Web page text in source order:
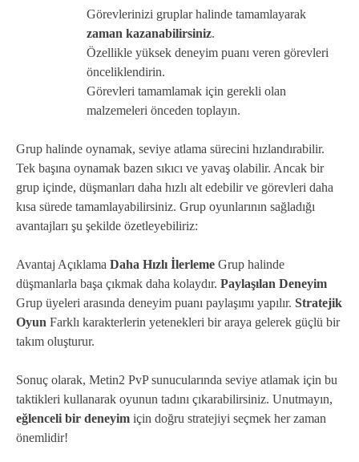
Görevlerinizi gruplar halinde tamamlayarak
zaman kazanabilirsiniz.
Özellikle yüksek deneyim puanı veren görevleri
önceliklendirin.
Görevleri tamamlamak için gerekli olan
malzemeleri önceden toplayın.
Grup halinde oynamak, seviye atlama sürecini hızlandırabilir.
Tek başına oynamak bazen sıkıcı ve yavaş olabilir. Ancak bir
grup içinde, düşmanları daha hızlı alt edebilir ve görevleri daha
kısa sürede tamamlayabilirsiniz. Grup oyunlarının sağladığı
avantajları şu şekilde özetleyebiliriz:
Avantaj Açıklama Daha Hızlı İlerleme Grup halinde
düşmanlarla başa çıkmak daha kolaydır. Paylaşılan Deneyim
Grup üyeleri arasında deneyim puanı paylaşımı yapılır. Stratejik
Oyun Farklı karakterlerin yetenekleri bir araya gelerek güçlü bir
takım oluşturur.
Sonuç olarak, Metin2 PvP sunucularında seviye atlamak için bu
taktikleri kullanarak oyunun tadını çıkarabilirsiniz. Unutmayın,
eğlenceli bir deneyim için doğru stratejiyi seçmek her zaman
önemlidir!